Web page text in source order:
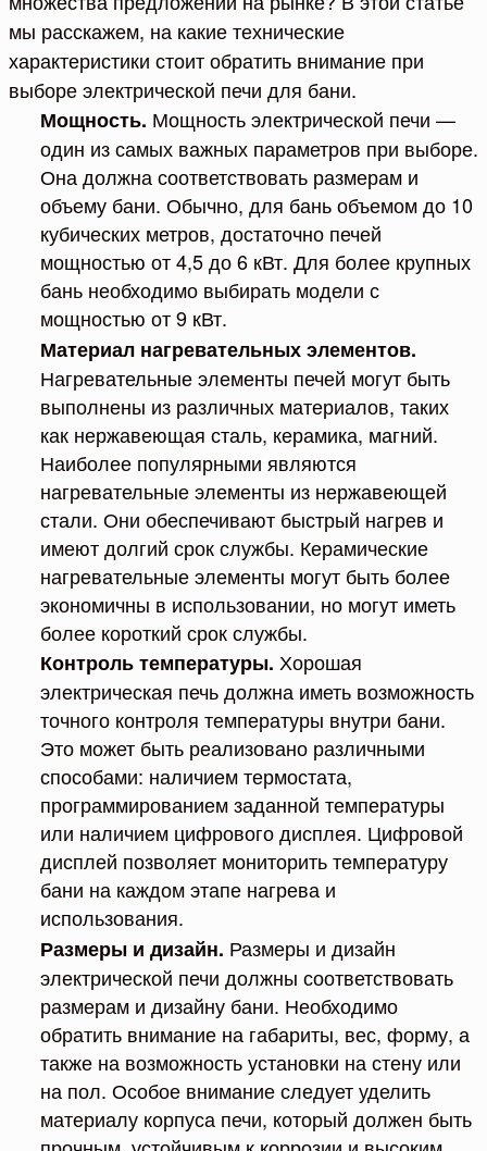
мы расскажем, на какие технические
характеристики стоит обратить внимание при
выборе электрической печи для бани.
Мощность. Мощность электрической печи —
один из самых важных параметров при выборе.
Она должна соответствовать размерам и
объему бани. Обычно, для бань объемом до 10
кубических метров, достаточно печей
мощностью от 4,5 до 6 кВт. Для более крупных
бань необходимо выбирать модели с
мощностью от 9 кВт.
Материал нагревательных элементов.
Нагревательные элементы печей могут быть
выполнены из различных материалов, таких
как нержавеющая сталь, керамика, магний.
Наиболее популярными являются
нагревательные элементы из нержавеющей
стали. Они обеспечивают быстрый нагрев и
имеют долгий срок службы. Керамические
нагревательные элементы могут быть более
экономичны в использовании, но могут иметь
более короткий срок службы.
Контроль температуры. Хорошая
электрическая печь должна иметь возможность
точного контроля температуры внутри бани.
Это может быть реализовано различными
способами: наличием термостата,
программированием заданной температуры
или наличием цифрового дисплея. Цифровой
дисплей позволяет мониторить температуру
бани на каждом этапе нагрева и
использования.
Размеры и дизайн. Размеры и дизайн
электрической печи должны соответствовать
размерам и дизайну бани. Необходимо
обратить внимание на габариты, вес, форму, а
также на возможность установки на стену или
на пол. Особое внимание следует уделить
материалу корпуса печи, который должен быть